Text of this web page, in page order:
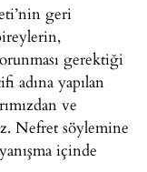
geri
gerektiği
adına yapılan
ve
Nefret söylemine
içinde